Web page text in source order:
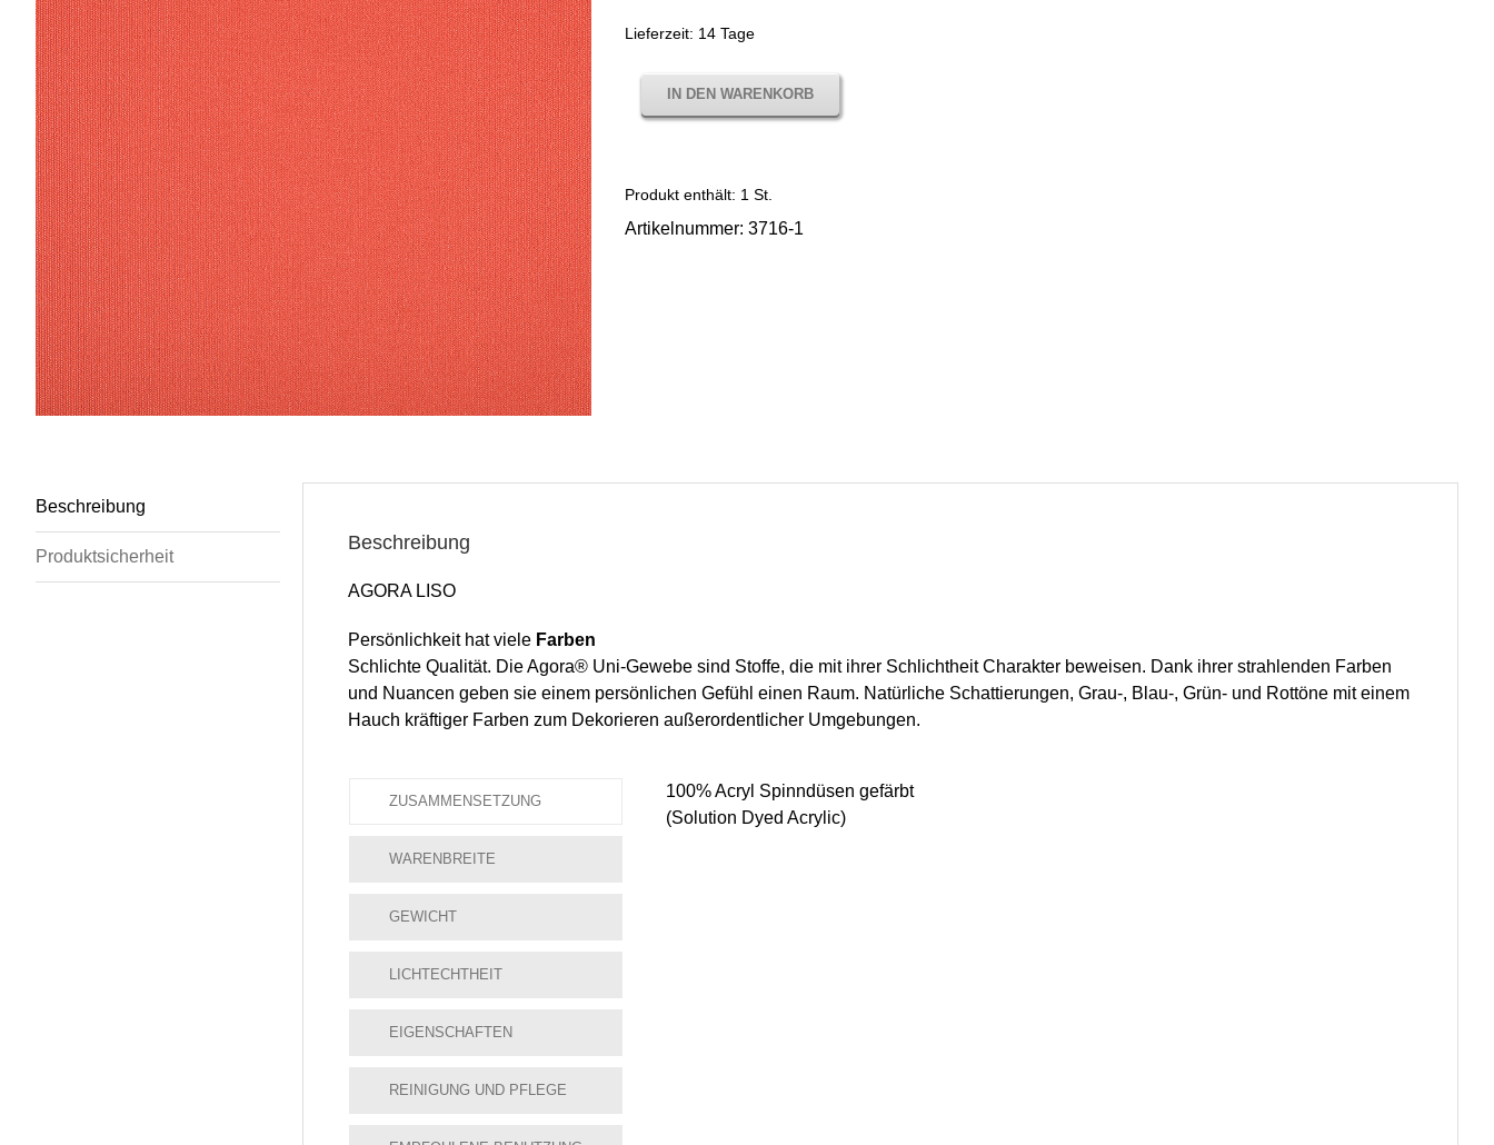
Lieferzeit: 14 Tage
IN DEN WARENKORB
Produkt enthält: 1 St.
Artikelnummer: 3716-1
Beschreibung
Produktsicherheit
Beschreibung
AGORA LISO
Persönlichkeit hat viele Farben
Schlichte Qualität. Die Agora® Uni-Gewebe sind Stoffe, die mit ihrer Schlichtheit Charakter beweisen. Dank ihrer strahlenden Farben
und Nuancen geben sie einem persönlichen Gefühl einen Raum. Natürliche Schattierungen, Grau-, Blau-, Grün- und Rottöne mit einem
Hauch kräftiger Farben zum Dekorieren außerordentlicher Umgebungen.
ZUSAMMENSETZUNG
WARENBREITE
GEWICHT
LICHTECHTHEIT
EIGENSCHAFTEN
REINIGUNG UND PFLEGE
100% Acryl Spinndüsen gefärbt
(Solution Dyed Acrylic)